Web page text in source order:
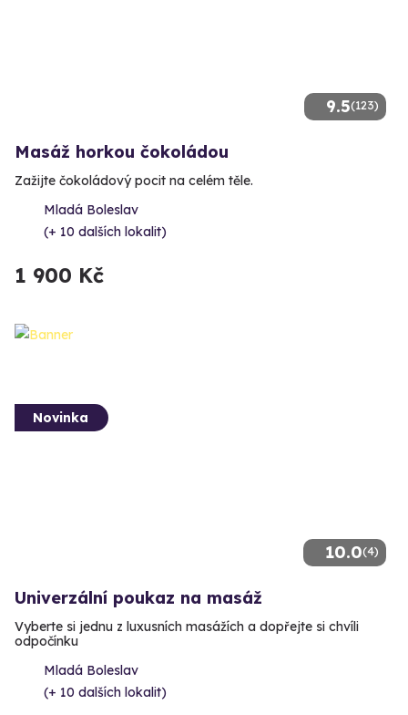
9.5(123)
Masáž horkou čokoládou
Zažijte čokoládový pocit na celém těle.
Mladá Boleslav
(+ 10 dalších lokalit)
1 900 Kč
10.0(4)
Novinka
Univerzální poukaz na masáž
Vyberte si jednu z luxusních masážích a dopřejte si chvíli
odpočínku
Mladá Boleslav
(+ 10 dalších lokalit)